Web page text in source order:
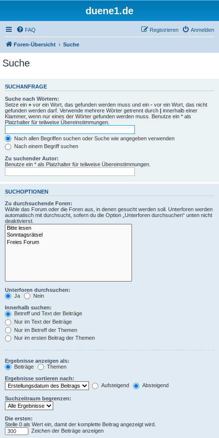
duene1.de
FAQ Anmelden
Registrieren
Foren-Übersicht Suche
Suche
SUCHANFRAGE
Suche nach Wörtern:
Setze ein + vor ein Wort, das gefunden werden muss und ein - vor ein Wort, das nicht
gefunden werden darf. Verwende mehrere Wörter getrennt durch | innerhalb einer
Klammer, wenn nur eines der Wörter gefunden werden muss. Benutze ein * als
Platzhalter für teilweise Übereinstimmungen.
Nach allen Begriffen suchen oder Suche wie angegeben verwenden
Nach einem Begriff suchen
Zu suchender Autor:
Benutze ein * als Platzhalter für teilweise Übereinstimmungen.
SUCHOPTIONEN
Zu durchsuchende Foren:
Wähle das Forum oder die Foren aus, in denen gesucht werden soll. Unterforen werden
automatisch mit durchsucht, sofern du die Option „Unterforen durchsuchen“ unten nicht
deaktivierst.
Unterforen durchsuchen:
Ja
Nein
Innerhalb suchen:
Betreff und Text der Beiträge
Nur im Text der Beiträge
Nur im Betreff der Themen
Nur im ersten Beitrag der Themen
Ergebnisse anzeigen als:
Beiträge
Themen
Ergebnisse sortieren nach:
Aufsteigend
Absteigend
Suchzeitraum begrenzen:
Die ersten:
Stelle 0 als Wert ein, damit der komplette Beitrag angezeigt wird.
Zeichen der Beiträge anzeigen